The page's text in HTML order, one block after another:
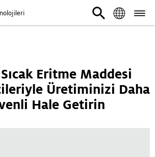
Eritme Maddesi
Üretiminizi Daha
Hale Getirin